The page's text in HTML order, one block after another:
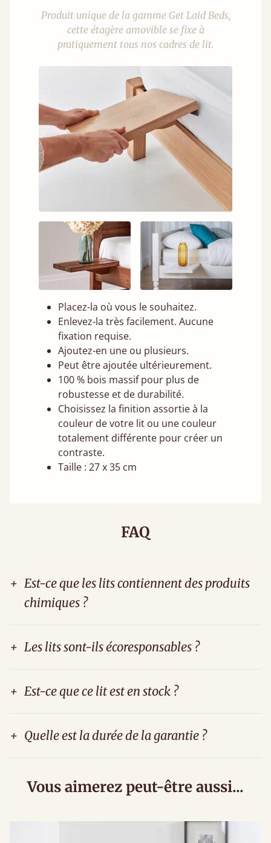
Produit unique de la gamme Get Laid Beds,
cette étagère amovible se fixe à
pratiquement tous nos cadres de lit.
Placez-la où vous le souhaitez.
Enlevez-la très facilement. Aucune
fixation requise.
Ajoutez-en une ou plusieurs.
Peut être ajoutée ultérieurement.
100 % bois massif pour plus de
robustesse et de durabilité.
Choisissez la finition assortie à la
couleur de votre lit ou une couleur
totalement différente pour créer un
contraste.
Taille : 27 x 35 cm
FAQ
+ Est-ce que les lits contiennent des produits
chimiques ?
+ Les lits sont-ils écoresponsables ?
+ Est-ce que ce lit est en stock ?
+ Quelle est la durée de la garantie ?
Vous aimerez peut-être aussi...